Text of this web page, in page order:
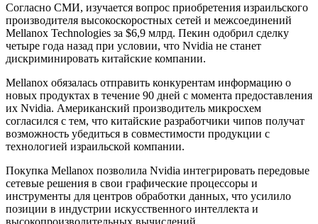
Согласно СМИ, изучается вопрос приобретения израильского
производителя высокоскоростных сетей и межсоединений
Mellanox Technologies за $6,9 млрд. Пекин одобрил сделку
четыре года назад при условии, что Nvidia не станет
дискриминировать китайские компании.
Mellanox обязалась отправить конкурентам информацию о
новых продуктах в течение 90 дней с момента предоставления
их Nvidia. Американский производитель микросхем
согласился с тем, что китайские разработчики чипов получат
возможность убедиться в совместимости продукции с
технологией израильской компании.
Покупка Mellanox позволила Nvidia интегрировать передовые
сетевые решения в свои графические процессоры и
инструменты для центров обработки данных, что усилило
позиции в индустрии искусственного интеллекта и
высокопроизводительных вычислений.